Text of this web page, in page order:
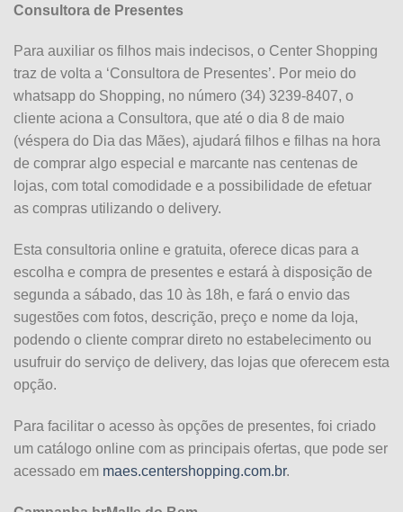
Consultora de Presentes
Para auxiliar os filhos mais indecisos, o Center Shopping
traz de volta a ‘Consultora de Presentes’. Por meio do
whatsapp do Shopping, no número (34) 3239-8407, o
cliente aciona a Consultora, que até o dia 8 de maio
(véspera do Dia das Mães), ajudará filhos e filhas na hora
de comprar algo especial e marcante nas centenas de
lojas, com total comodidade e a possibilidade de efetuar
as compras utilizando o delivery.
Esta consultoria online e gratuita, oferece dicas para a
escolha e compra de presentes e estará à disposição de
segunda a sábado, das 10 às 18h, e fará o envio das
sugestões com fotos, descrição, preço e nome da loja,
podendo o cliente comprar direto no estabelecimento ou
usufruir do serviço de delivery, das lojas que oferecem esta
opção.
Para facilitar o acesso às opções de presentes, foi criado
um catálogo online com as principais ofertas, que pode ser
acessado em maes.centershopping.com.br.